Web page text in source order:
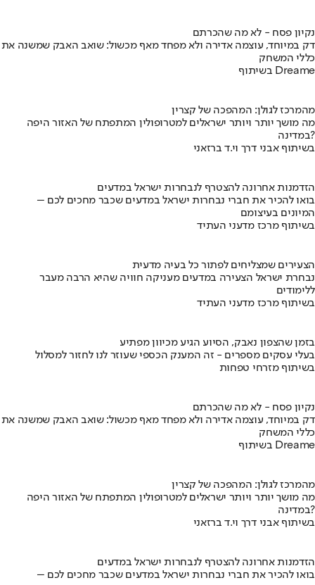
נקיון פסח - לא מה שהכרתם
דק במיוחד, עוצמה אדירה ולא מפחד מאף מכשול: שואב האבק שמשנה את
כללי המשחק
בשיתוף Dreame
מהמרכז לגולן: המהפכה של קצרין
מה מושך יותר ויותר ישראלים למטרופולין המתפתח של האזור היפה
במדינה?
בשיתוף אבני דרך וי.ד ברזאני
הזדמנות אחרונה להצטרף לנבחרות ישראל במדעים
בואו להכיר את חברי נבחרות ישראל במדעים שכבר מחכים לכם –
המיונים בעיצומם
בשיתוף מרכז מדעני העתיד
הצעירים שמצליחים לפתור כל בעיה מדעית
נבחרת ישראל הצעירה במדעים מעניקה חוויה שהיא הרבה מעבר
ללימודים
בשיתוף מרכז מדעני העתיד
בזמן שהצפון נאבק, הסיוע הגיע מכיוון מפתיע
בעלי עסקים מספרים - זה המענק הכספי שעוזר לנו לחזור למסלול
בשיתוף מזרחי טפחות
נקיון פסח - לא מה שהכרתם
דק במיוחד, עוצמה אדירה ולא מפחד מאף מכשול: שואב האבק שמשנה את
כללי המשחק
בשיתוף Dreame
מהמרכז לגולן: המהפכה של קצרין
מה מושך יותר ויותר ישראלים למטרופולין המתפתח של האזור היפה
במדינה?
בשיתוף אבני דרך וי.ד ברזאני
הזדמנות אחרונה להצטרף לנבחרות ישראל במדעים
בואו להכיר את חברי נבחרות ישראל במדעים שכבר מחכים לכם –